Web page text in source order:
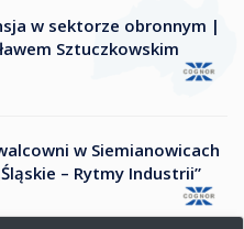
w sektorze obronnym |
Sztuczkowskim
w Siemianowicach
– Rytmy Industrii”